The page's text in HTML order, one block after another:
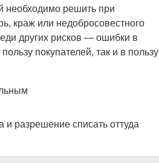
необходимо решить при
краж или недобросовестного
других рисков — ошибки в
покупателей, так и в пользу
и разрешение списать оттуда